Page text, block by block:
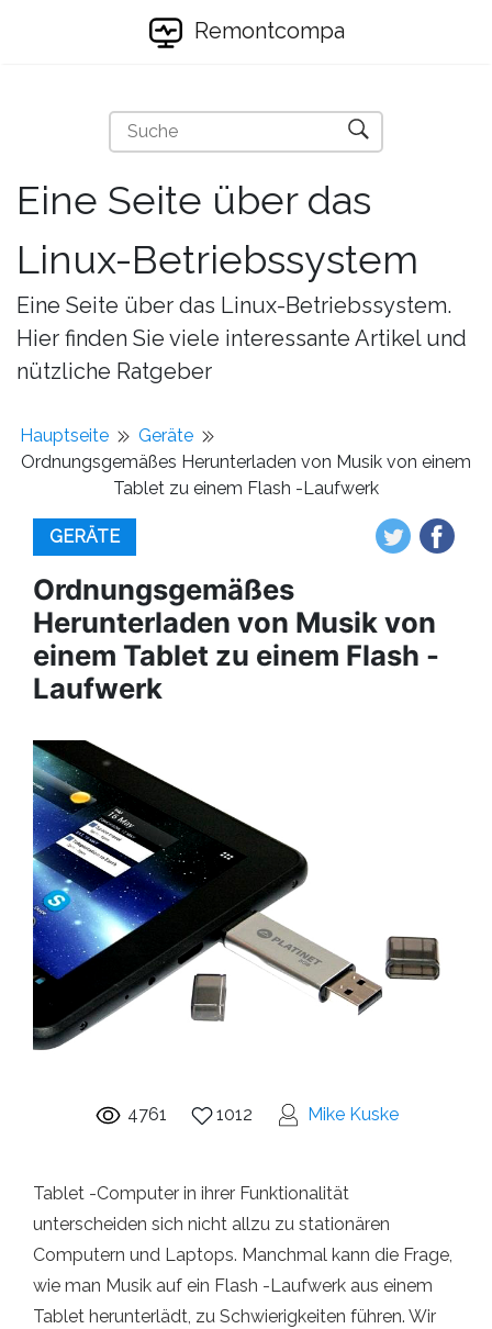
Remontcompa
Eine Seite über das
Linux-Betriebssystem
Eine Seite über das Linux-Betriebssystem.
Hier finden Sie viele interessante Artikel und
nützliche Ratgeber
Hauptseite
Geräte
Ordnungsgemäßes Herunterladen von Musik von einem
Tablet zu einem Flash -Laufwerk
GERÄTE
Ordnungsgemäßes
Herunterladen von Musik von
einem Tablet zu einem Flash -
Laufwerk
4761 1012 Mike Kuske
Tablet -Computer in ihrer Funktionalität
unterscheiden sich nicht allzu zu stationären
Computern und Laptops. Manchmal kann die Frage,
wie man Musik auf ein Flash -Laufwerk aus einem
Tablet herunterlädt, zu Schwierigkeiten führen. Wir